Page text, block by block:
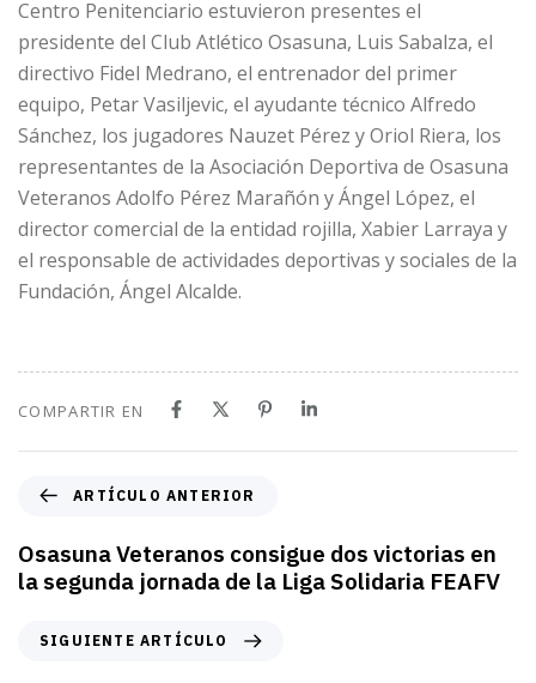
Centro Penitenciario estuvieron presentes el
presidente del Club Atlético Osasuna, Luis Sabalza, el
directivo Fidel Medrano, el entrenador del primer
equipo, Petar Vasiljevic, el ayudante técnico Alfredo
Sánchez, los jugadores Nauzet Pérez y Oriol Riera, los
representantes de la Asociación Deportiva de Osasuna
Veteranos Adolfo Pérez Marañón y Ángel López, el
director comercial de la entidad rojilla, Xabier Larraya y
el responsable de actividades deportivas y sociales de la
Fundación, Ángel Alcalde.
COMPARTIR EN
t
í
c
ARTÍCULO ANTERIOR
Osasuna Veteranos consigue dos victorias en
la segunda jornada de la Liga Solidaria FEAFV
SIGUIENTE ARTÍCULO